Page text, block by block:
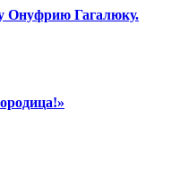
Онуфрию Гагалюку.